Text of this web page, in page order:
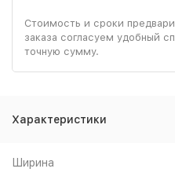
Стоимость и сроки
заказа согласуем удобный
точную сумму.
Характеристики
Ширина